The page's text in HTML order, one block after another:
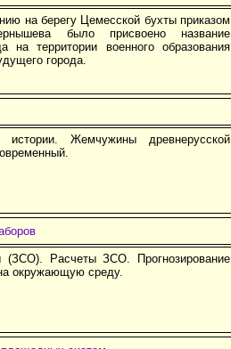
на берегу Цемесской бухты приказом
было присвоено название
на территории военного образования
города.
Жемчужины древнерусской
(ЗСО). Расчеты ЗСО. Прогнозирование
окружающую среду.